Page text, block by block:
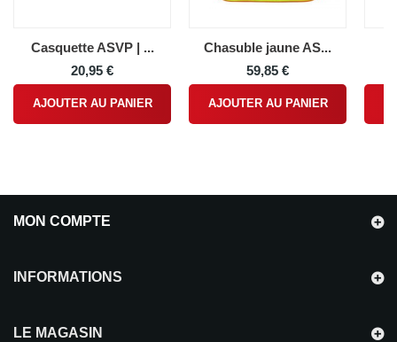
Casquette ASVP | ...
20,95 €
AJOUTER AU PANIER
Chasuble jaune AS...
59,85 €
AJOUTER AU PANIER
MON COMPTE
INFORMATIONS
LE MAGASIN